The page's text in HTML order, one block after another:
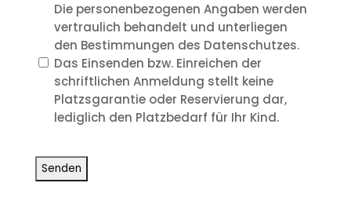
Die personenbezogenen Angaben werden
vertraulich behandelt und unterliegen
den Bestimmungen des Datenschutzes.
Das Einsenden bzw. Einreichen der
schriftlichen Anmeldung stellt keine
Platzsgarantie oder Reservierung dar,
lediglich den Platzbedarf für Ihr Kind.